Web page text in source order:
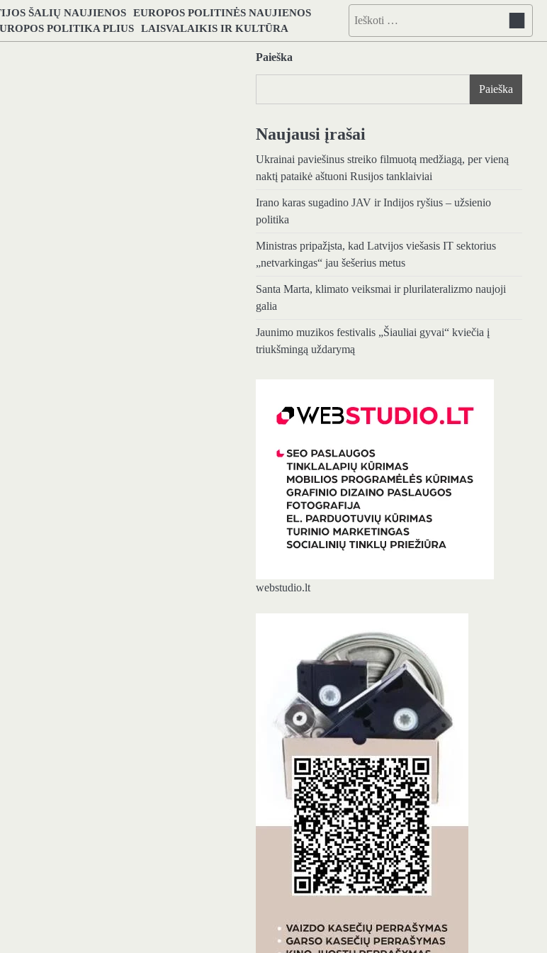
ŠALIŲ NAUJIENOS EUROPOS POLITINĖS NAUJIENOS
POLITIKA PLIUS LAISVALAIKIS IR KULTŪRA
Ieškoti:
Paieška
Paieška
Naujausi įrašai
Ukrainai paviešinus streiko filmuotą medžiagą, per vieną
naktį pataikė aštuoni Rusijos tanklaiviai
Irano karas sugadino JAV ir Indijos ryšius – užsienio
politika
Ministras pripažįsta, kad Latvijos viešasis IT sektorius
„netvarkingas“ jau šešerius metus
Santa Marta, klimato veiksmai ir plurilateralizmo naujoji
galia
Jaunimo muzikos festivalis „Šiauliai gyvai“ kviečia į
triukšmingą uždarymą
webstudio.lt